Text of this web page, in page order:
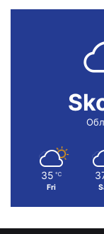
35 ℃
Fri